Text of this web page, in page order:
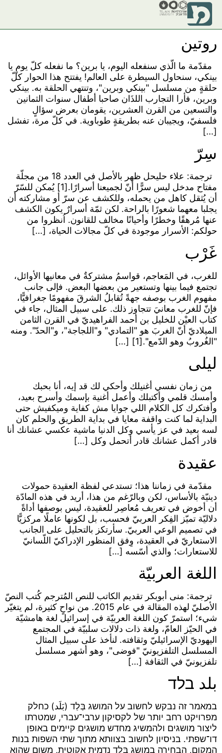
روتين
مقدّمة ما الّذي سنفعله اليوم، يا برين؟ ما نفعله كلّ يومٍ يا
بينكي، سنحاول السيطرة على العالم! يفتتح هذا الحوار كلّ
حلقةٍ من مسلسل "بينكي وبرين"، وتنتهي الحلقة به. بينكي
وبرين، فأرا التجارب اللذَان صاحبا أطفال سنوات الثمانين
والتسعين من القرن العشرين، يقومان بعرض سؤالٍ
فلسفيّ، ويجيبان عنه بطريقةٍ طوباوية. في كلّ مرة، تفشل
[…]
سِرّ
ترجمة: علاء حليحل ظهر بالأصل في العدد 18 من مجلّة
مفتاح مدخل ليس سرًّا أنّ لجميعنا أسرارًا.[1] يُمكن للسّرّ
أن يُثقل كاهل من يحمله، وللكشف عن سرّ أو مشاركته أن
يجلبا معهما شعورًا بالراحة. لكن ثمّة أسرارٌ يكون الكشف
عنها مُرهقًا وخطرًا وأحيانًا مخالف للقانون. اُنظروا من
حولكم: الأسرار موجودة في كلّ مجالات الحياة، […]
غَرْب
للغرب، في المَعاجم، قواسمُ مشتركةٌ في معانيها الأوائل،
تجتمع فيما بينها وتستعير من بعضها البعض. فإلى جانب
مفهوم الغرب بوصفه جهةً تُقابلُ الشرقَ مفهومًا جغرافيًّا،
فإنّ للغرب معانيَ تتجاوز ذلك. على سبيل المثال، جاء في
كتاب العيْن للخليل بن أحمد الفراهيديّ في القرن الثامن
الميلاديّ أنّ الغربَ هو "التمادي" و"اللجاجة"، و"الحدّ". ومنه
"الغُروبُ وهو الدّمع".[1] […]
ليلى
من زمان نفسي أغنيلك وأحكي لك قد إيه، أنا بحبك
وأمسك قلمي وأكتبلك وأعمل أغنية بإسمك وأسرح بعيد،
وأفتكرك كل الكلام اللي جوايا مش كفاية وميكفيش حتى
البداية لما كنت واقفة معايا في بداية الطريق والحلم كان
لسه بعيد في عز يأسي وكل الدنيا ماشية عكسي عشانك أنا
قادر أكمل عشانك قادر أتحمل وكل […]
عقيدة
مقدّمة في زماننا هذا؛ تستدعي لفظة العقيدة حمولات
دينيّة بالأساس، لكن وبالرّغم من هذا، أريد في هذه المادّة
أن أخوض في تعريف مُعاصِر للعقيدة، ليس بوصفها أداةً
دلاليّة تميّز الفِكر العربيّ فحسب، بل لكونها عاملًا مركزيًّا
في تصميم الوعي العربيّ. سأرتكز بالتحليل على الجانب
الاستعاريّ في العقيدة، وِفق المنظور الإدراكيّ اللّسانيّ
للاستعارات؛ والذي أسّسه […]
اللغة العربيّة
ترجمة: منى أبوبكر تقديم الكاتب للنص المُترجم كُتب النصّ
الأصليّ لهذه المقالة في عام 2015. من نواحٍ كثيرة، لم يتغيّر
شيء؛ استمرّ كون اللغة العربيّة في إسرائيل لغة هامشيّة
في الحيّز العامّ، ولغة ذات دلالات سلبيّة في المجتمع
اليهوديّ الإسرائيليّ وثقافته. لنأخذ على سبيل المثال
المسلسل التلفزيونيّ "فوضى"، وهو أشهر مسلسل
تلفزيونيّ في الثقافة […]
بلد בלד
במאמר זה נבקש לחשוב על המושג בַּלַד (بَلَد) כחלק
מפרויקט רחב יותר של לקסיקון ערבי־עברי, שמטרתו
ליצור מושגים ולהמשיג מחדש מושגים קיימים באופן
דו־שפתי. בניסיון לחשוב בצוותא מתוך שתי השפות בנות
המקום, הבחירה במושג בּלד נדמית אקוטית, משום שהוא